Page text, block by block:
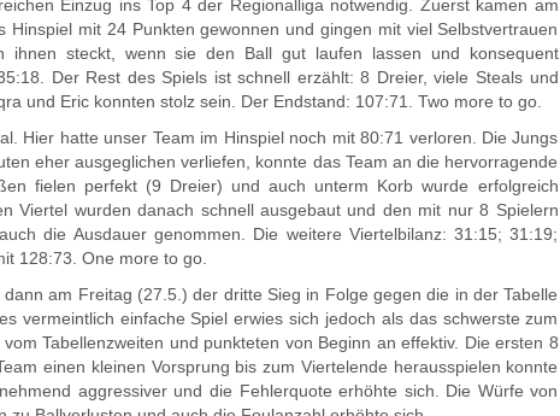
Einzug ins Top 4 der Regionalliga notwendig. Zuerst kamen am
mit 24 Punkten gewonnen und gingen mit viel Selbstvertrauen
steckt, wenn sie den Ball gut laufen lassen und konsequent
Der Rest des Spiels ist schnell erzählt: 8 Dreier, viele Steals und
und Eric konnten stolz sein. Der Endstand: 107:71. Two more to go.
Hier hatte unser Team im Hinspiel noch mit 80:71 verloren. Die Jungs
eher ausgeglichen verliefen, konnte das Team an die hervorragende
fielen perfekt (9 Dreier) und auch unterm Korb wurde erfolgreich
Viertel wurden danach schnell ausgebaut und den mit nur 8 Spielern
die Ausdauer genommen. Die weitere Viertelbilanz: 31:15; 31:19;
128:73. One more to go.
am Freitag (27.5.) der dritte Sieg in Folge gegen die in der Tabelle
vermeintlich einfache Spiel erwies sich jedoch als das schwerste zum
Tabellenzweiten und punkteten von Beginn an effektiv. Die ersten 8
einen kleinen Vorsprung bis zum Viertelende herausspielen konnte
aggressiver und die Fehlerquote erhöhte sich. Die Würfe von